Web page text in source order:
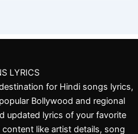
LYRICS
for Hindi songs lyrics,
Bollywood and regional
updated lyrics of your favorite
like artist details, song